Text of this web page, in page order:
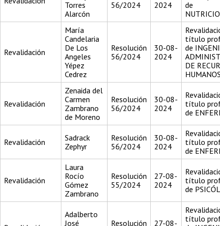
Torres
Alarcón
56/2024
2024
de
Revalidación
María
Candelaria
De Los
Angeles
Yépez
Cedrez
Resolución
56/2024
30-08-
2024
título
de
DE
Revalidación
Zenaida del
Carmen
Zambrano
de Moreno
Resolución
56/2024
30-08-
2024
título
de
Revalidación
Sadrack
Zephyr
Resolución
56/2024
30-08-
2024
título
de
Revalidación
Laura
Rocío
Gómez
Zambrano
Resolución
55/2024
27-08-
2024
título
de
Adalberto
José
Resolución
27-08-
título